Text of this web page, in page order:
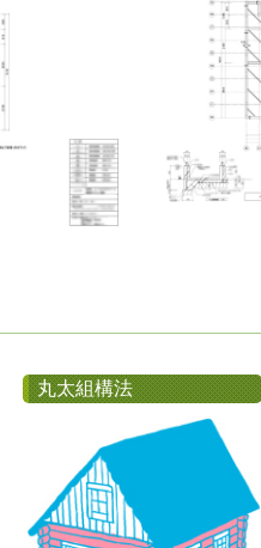
丸太組構法